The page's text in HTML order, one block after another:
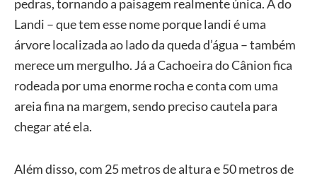
pedras, tornando a paisagem realmente única. A do
Landi – que tem esse nome porque landi é uma
árvore localizada ao lado da queda d’água – também
merece um mergulho. Já a Cachoeira do Cânion fica
rodeada por uma enorme rocha e conta com uma
areia fina na margem, sendo preciso cautela para
chegar até ela.
Além disso, com 25 metros de altura e 50 metros de